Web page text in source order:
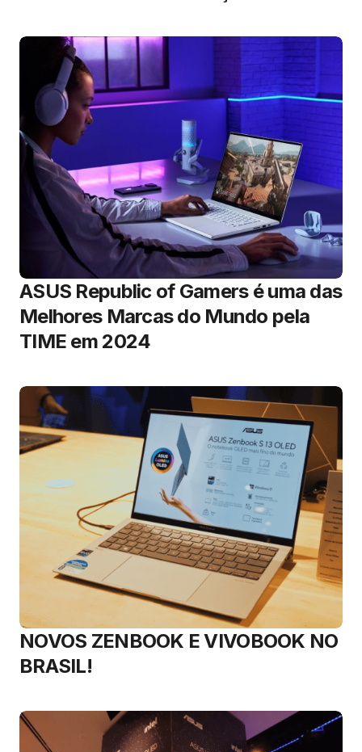
ASUS Republic of Gamers é uma das
Melhores Marcas do Mundo pela
TIME em 2024
NOVOS ZENBOOK E VIVOBOOK NO
BRASIL!